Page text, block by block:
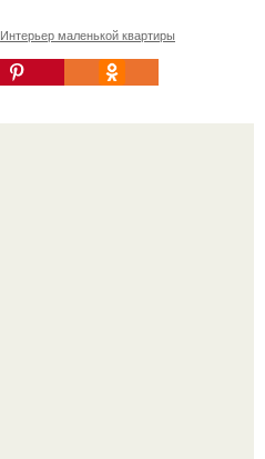
Интерьер маленькой квартиры